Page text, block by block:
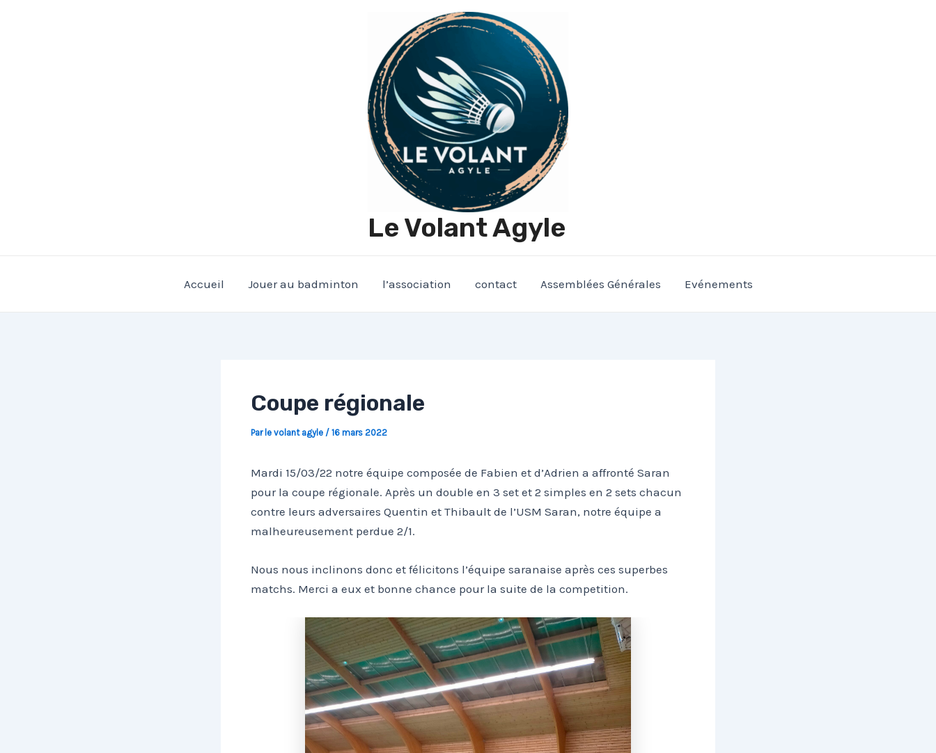
Le Volant Agyle
Accueil Jouer au badminton l’association contact Assemblées Générales Evénements
Coupe régionale
Par le volant agyle / 16 mars 2022
Mardi 15/03/22 notre équipe composée de Fabien et d’Adrien a affronté Saran
pour la coupe régionale. Après un double en 3 set et 2 simples en 2 sets chacun
contre leurs adversaires Quentin et Thibault de l’USM Saran, notre équipe a
malheureusement perdue 2/1.
Nous nous inclinons donc et félicitons l’équipe saranaise après ces superbes
matchs. Merci a eux et bonne chance pour la suite de la competition.